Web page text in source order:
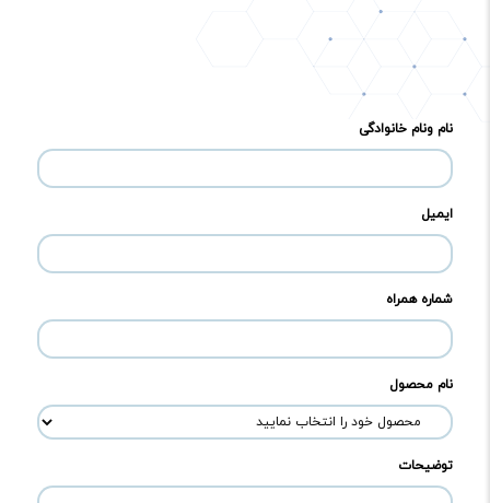
نام ونام خانوادگی
ایمیل
شماره همراه
نام محصول
توضیحات